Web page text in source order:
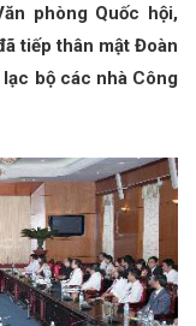
phòng Quốc hội,
tiếp thân mật Đoàn
bộ các nhà Công